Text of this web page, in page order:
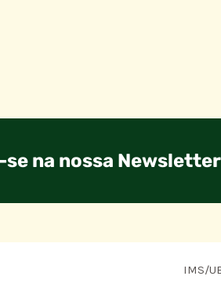
na nossa Newsletter
IMS/